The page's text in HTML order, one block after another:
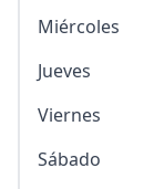
Miércoles
Jueves
Viernes
Sábado